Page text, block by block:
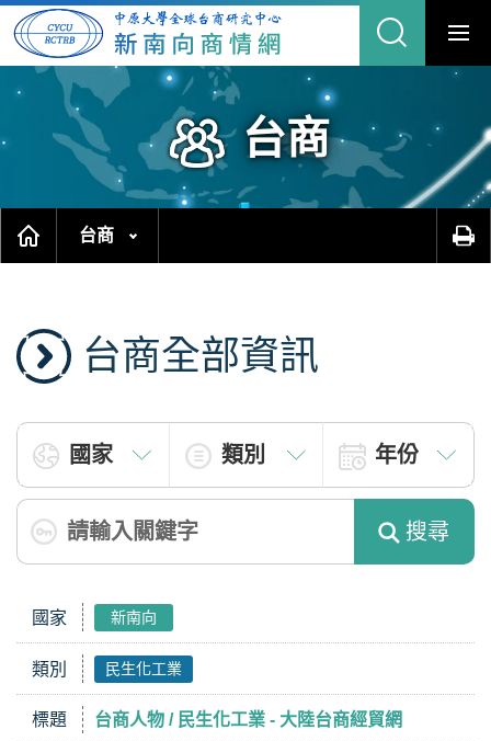
跳
主
要
區
合
尋
台商
台商
台商全部資訊
搜尋
國家 新南向
類別 民生化工業
標題 台商人物 / 民生化工業 - 大陸台商經貿網